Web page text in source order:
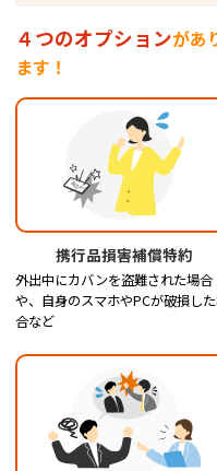
４つのオプションがあ
ます！
携行品損害補償特約
外出中にカバンを盗難された場合
や、自身のスマホやPCが破損し
合など